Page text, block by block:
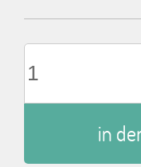
in